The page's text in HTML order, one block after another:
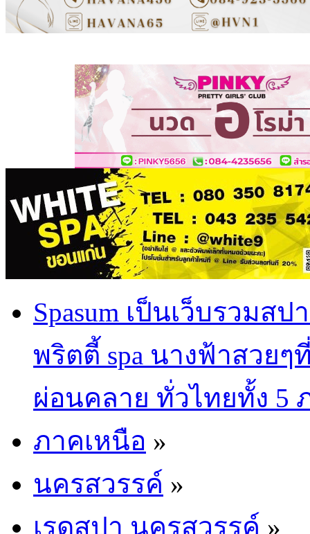
Spasum เป็นเว็บรวม
พริตตี้ spa นางฟ้าสวย
ผ่อนคลาย ทั่วไทยทั้ง 5
ภาคเหนือ »
นครสวรรค์ »
เรดสปา นครสวรรค์ »